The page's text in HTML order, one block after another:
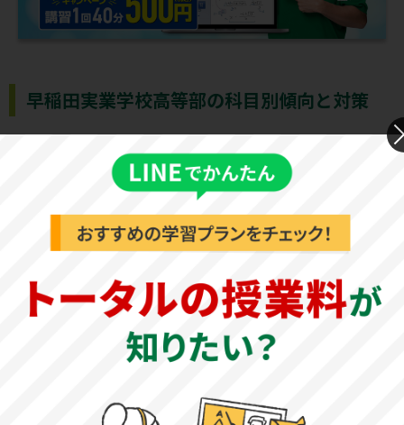
早稲田実業学校高等部の科目別傾向と対策
数学の傾向と対策
例年、試験時間60分の大問5題構成です。大問1は計算問題
を含む小問集合、大問2は図形や文章題などの小問集合、大
問3以降は各単元からの出題となります。複数の単元が融合
ランスよく学習することが大切です。また、全体的に難易
度が高く、問題数も少なくないことから試験時間に余裕は
ありません。全問解答を目指すのではなく、解ける問題か
ら確実に解答する必要があります。